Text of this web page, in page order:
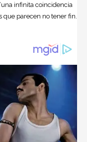
infinita coincidencia
que parecen no tener fin.